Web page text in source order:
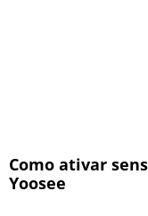
Como ativar
Yoosee